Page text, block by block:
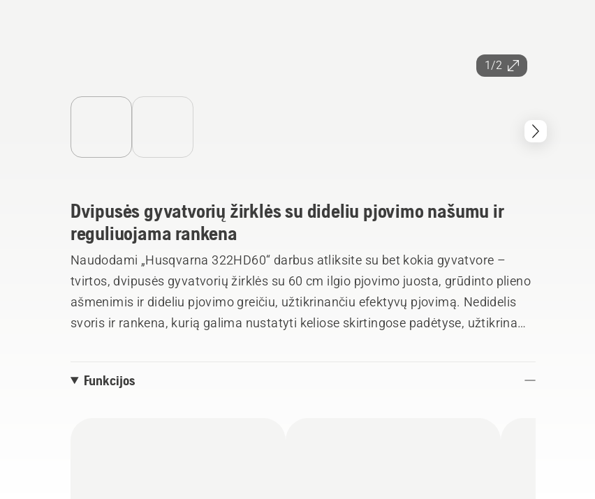
1/2
Dvipusės gyvatvorių žirklės su dideliu pjovimo našumu ir
reguliuojama rankena
Naudodami „Husqvarna 322HD60“ darbus atliksite su bet kokia gyvatvore –
tvirtos, dvipusės gyvatvorių žirklės su 60 cm ilgio pjovimo juosta, grūdinto plieno
ašmenimis ir dideliu pjovimo greičiu, užtikrinančiu efektyvų pjovimą. Nedidelis
svoris ir rankena, kurią galima nustatyti keliose skirtingose padėtyse, užtikrina
Funkcijos